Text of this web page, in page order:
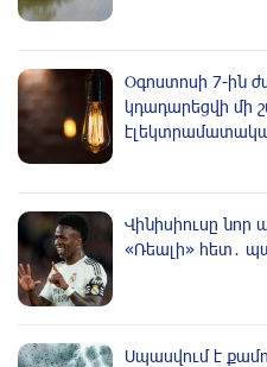
Օգոստոսի 7-ին
կդադարեցվի մի
Վինիսիուսը նոր
«Ռեալի» հետ․
Սպասվում է